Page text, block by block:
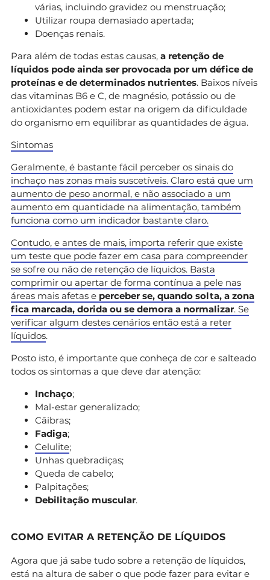
várias, incluindo gravidez ou menstruação;
Utilizar roupa demasiado apertada;
Doenças renais.
Para além de todas estas causas, a retenção de
líquidos pode ainda ser provocada por um défice de
proteínas e de determinados nutrientes. Baixos níveis
das vitaminas B6 e C, de magnésio, potássio ou de
antioxidantes podem estar na origem da dificuldade
do organismo em equilibrar as quantidades de água.
Sintomas
Geralmente, é bastante fácil perceber os sinais do
inchaço nas zonas mais suscetíveis. Claro está que um
aumento de peso anormal, e não associado a um
aumento em quantidade na alimentação, também
funciona como um indicador bastante claro.
Contudo, e antes de mais, importa referir que existe
um teste que pode fazer em casa para compreender
se sofre ou não de retenção de líquidos. Basta
comprimir ou apertar de forma contínua a pele nas
áreas mais afetas e perceber se, quando solta, a zona
fica marcada, dorida ou se demora a normalizar. Se
verificar algum destes cenários então está a reter
líquidos.
Posto isto, é importante que conheça de cor e salteado
todos os sintomas a que deve dar atenção:
Inchaço;
Mal-estar generalizado;
Cãibras;
Fadiga;
Celulite;
Unhas quebradiças;
Queda de cabelo;
Palpitações;
Debilitação muscular.
COMO EVITAR A RETENÇÃO DE LÍQUIDOS
Agora que já sabe tudo sobre a retenção de líquidos,
está na altura de saber o que pode fazer para evitar e